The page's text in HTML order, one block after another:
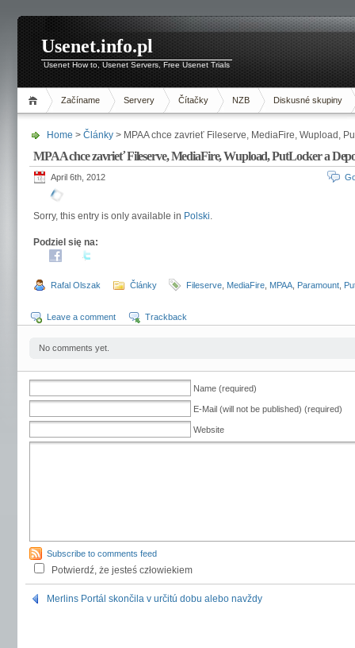
Usenet.info.pl
Usenet How to, Usenet Servers, Free Usenet Trials
Začíname Servery Čítačky NZB Diskusné skupiny
Home > Články > MPAA chce zavrieť Fileserve, MediaFire, Wupload,
MPAA chce zavrieť Fileserve, MediaFire, Wupload, PutLocker a
April 6th, 2012
Sorry, this entry is only available in Polski.
Podziel się na:
Rafal Olszak Články Fileserve MediaFire MPAA Paramount
Leave a comment Trackback
No comments yet.
Name (required)
E-Mail (will not be published) (required)
Website
Subscribe to comments feed
Potwierdź, że jesteś człowiekiem
Merlins Portál skončila v určitú dobu alebo navždy